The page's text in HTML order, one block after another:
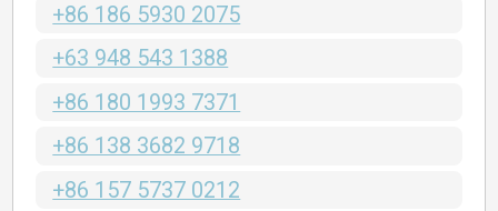
+86 186 5930 2075
+63 948 543 1388
+86 180 1993 7371
+86 138 3682 9718
+86 157 5737 0212